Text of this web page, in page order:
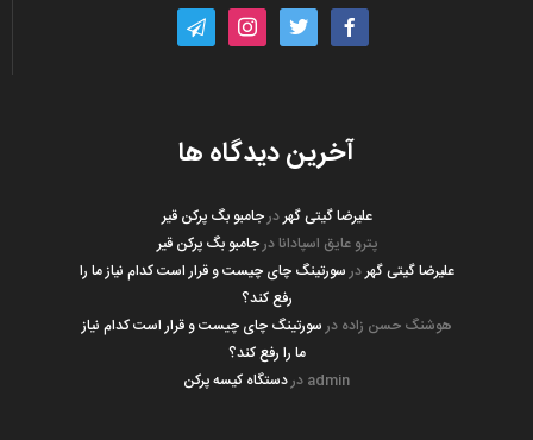
facebook
twitter
instagram
paper-
plane-
آخرین دیدگاه ها
علیرضا گیتی گهردرجامبو بگ پرکن قیر
پترو عایق اسپادانادرجامبو بگ پرکن قیر
علیرضا گیتی گهردرسورتینگ چای چیست و قرار است کدام نیاز ما را
رفع کند؟
هوشنگ حسن زاده درسورتینگ چای چیست و قرار است کدام نیاز
ما را رفع کند؟
admin دردستگاه کیسه پرکن